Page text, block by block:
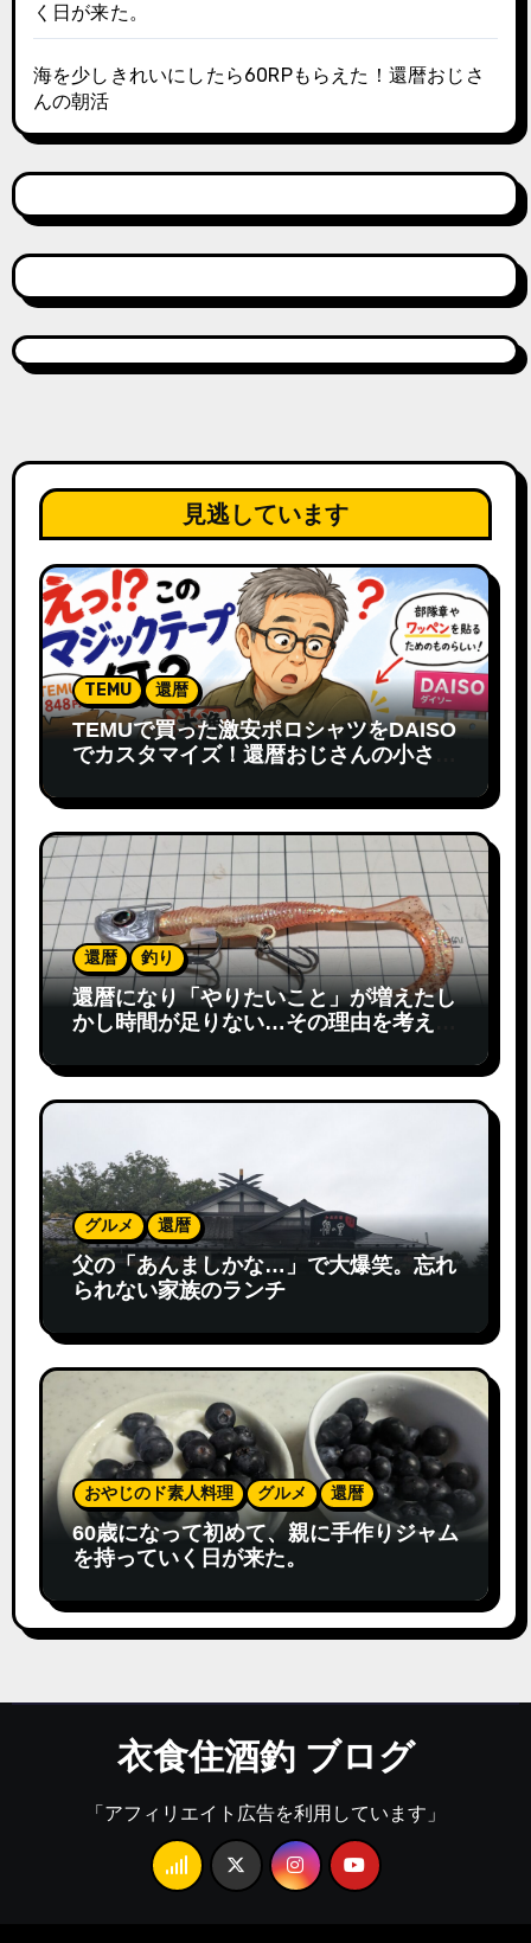
く日が来た。
海を少しきれいにしたら60RPもらえた！還暦おじさ
んの朝活
見逃しています
TEMU 還暦
TEMUで買った激安ポロシャツをDAISO
でカスタマイズ！還暦おじさんの小さな
還暦 釣り
還暦になり「やりたいこと」が増えたし
かし時間が足りない…その理由を考えて
グルメ 還暦
父の「あんましかな…」で大爆笑。忘れ
られない家族のランチ
おやじのド素人料理 グルメ 還暦
60歳になって初めて、親に手作りジャム
を持っていく日が来た。
衣食住酒釣 ブログ
「アフィリエイト広告を利用しています」